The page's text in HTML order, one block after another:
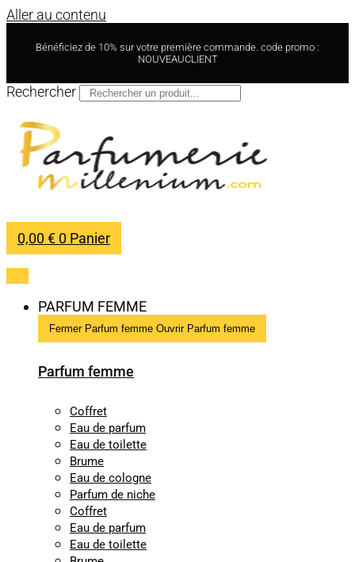
Aller au contenu
Bénéficiez de 10% sur votre première commande. code promo :
NOUVEAUCLIENT
Rechercher
0,00€ 0 Panier
PARFUM FEMME
Fermer Parfum femme Ouvrir Parfum femme
Parfum femme
Coffret
Eau de parfum
Eau de toilette
Brume
Eau de cologne
Parfum de niche
Coffret
Eau de parfum
Eau de toilette